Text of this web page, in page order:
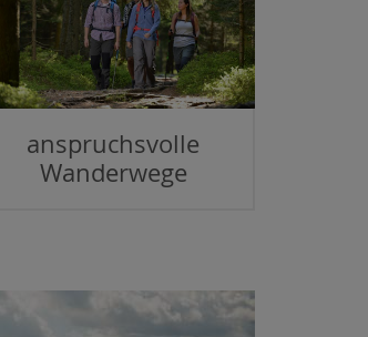
anspruchsvolle
Wanderwege